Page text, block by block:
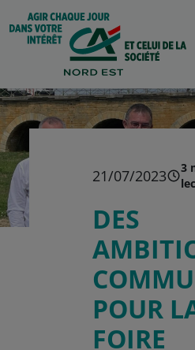
21/07/2023
3
DES
POUR
FOIRE